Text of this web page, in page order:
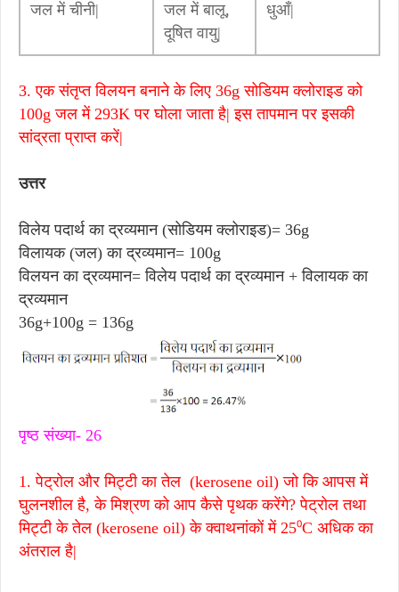
जल में चीनी|
जल में बालू,
दूषित वायु|
धुआँ|
3. एक संतृप्त विलयन बनाने के लिए 36g सोडियम क्लोराइड को
100g जल में 293K पर घोला जाता है| इस तापमान पर इसकी
सांद्रता प्राप्त करें|
उत्तर
विलेय पदार्थ का द्रव्यमान (सोडियम क्लोराइड)= 36g
विलायक (जल) का द्रव्यमान= 100g
विलयन का द्रव्यमान= विलेय पदार्थ का द्रव्यमान + विलायक का
द्रव्यमान
36g+100g = 136g
पृष्ठ संख्या- 26
1. पेट्रोल और मिट्टी का तेल (kerosene oil) जो कि आपस में
घुलनशील है, के मिश्रण को आप कैसे पृथक करेंगे? पेट्रोल तथा
मिट्टी के तेल (kerosene oil) के क्वाथनांकों में 25⁰C अधिक का
अंतराल है|